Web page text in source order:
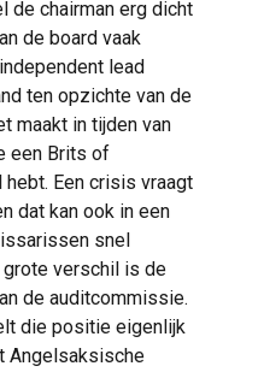
de chairman erg dicht
de board vaak
lead
ten opzichte van de
maakt in tijden van
een Brits of
Een crisis vraagt
dat kan ook in een
snel
verschil is de
de auditcommissie.
die positie eigenlijk
Angelsaksische